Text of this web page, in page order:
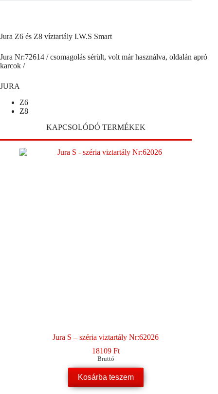
Jura Z6 és Z8 víztartály I.W.S Smart
Jura Nr:72614 / csomagolás sérült, volt már használva, oldalán apró
karcok /
JURA
Z6
Z8
KAPCSOLÓDÓ TERMÉKEK
Jura S – széria viztartály Nr:62026
18109 Ft
Bruttó
Kosárba teszem